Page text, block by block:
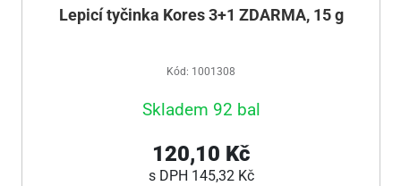
Lepicí tyčinka Kores 3+1 ZDARMA, 15 g
Kód: 1001308
Skladem 92 bal
120,10 Kč
s DPH 145,32 Kč